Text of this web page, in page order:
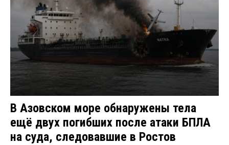
В Азовском море обнаружены тела
ещё двух погибших после атаки БПЛА
на суда, следовавшие в Ростов